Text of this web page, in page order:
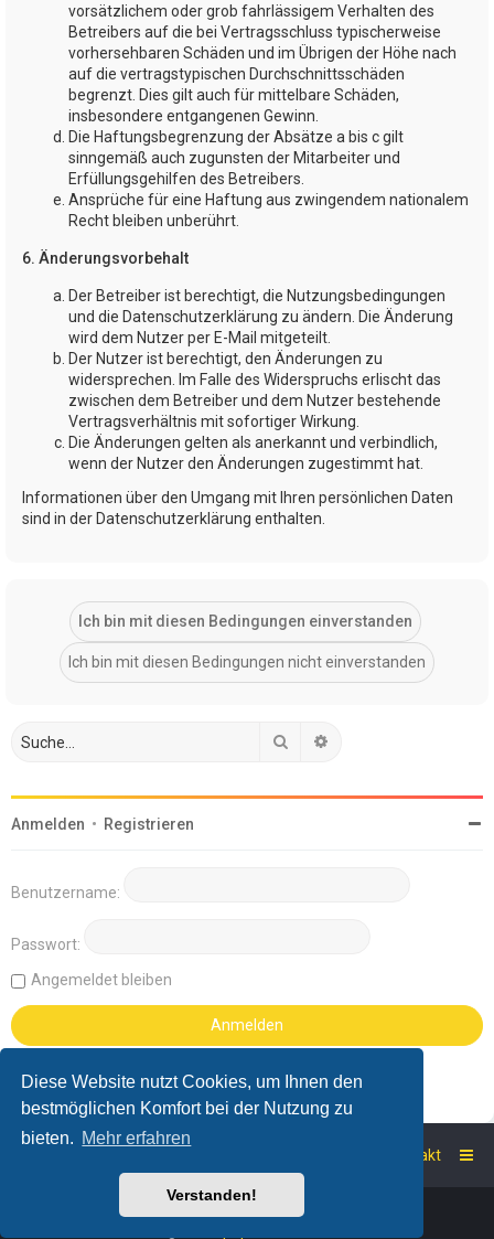
Diese Website nutzt Cookies, um Ihnen den
bestmöglichen Komfort bei der Nutzung zu
bieten. Mehr erfahren
Verstanden!
vorsätzlichem oder grob fahrlässigem Verhalten des
Betreibers auf die bei Vertragsschluss typischerweise
vorhersehbaren Schäden und im Übrigen der Höhe nach
auf die vertragstypischen Durchschnittsschäden
begrenzt. Dies gilt auch für mittelbare Schäden,
insbesondere entgangenen Gewinn.
Die Haftungsbegrenzung der Absätze a bis c gilt
sinngemäß auch zugunsten der Mitarbeiter und
Erfüllungsgehilfen des Betreibers.
Ansprüche für eine Haftung aus zwingendem nationalem
Recht bleiben unberührt.
6. Änderungsvorbehalt
Der Betreiber ist berechtigt, die Nutzungsbedingungen
und die Datenschutzerklärung zu ändern. Die Änderung
wird dem Nutzer per E-Mail mitgeteilt.
Der Nutzer ist berechtigt, den Änderungen zu
widersprechen. Im Falle des Widerspruchs erlischt das
zwischen dem Betreiber und dem Nutzer bestehende
Vertragsverhältnis mit sofortiger Wirkung.
Die Änderungen gelten als anerkannt und verbindlich,
wenn der Nutzer den Änderungen zugestimmt hat.
Informationen über den Umgang mit Ihren persönlichen Daten
sind in der Datenschutzerklärung enthalten.
Suche
Anmelden • Registrieren
Benutzername:
Passwort:
Angemeldet bleiben
Kontakt
phpBB™